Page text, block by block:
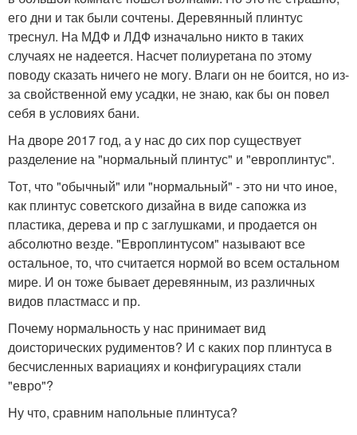
его дни и так были сочтены. Деревянный плинтус
треснул. На МДФ и ЛДФ изначально никто в таких
случаях не надеется. Насчет полиуретана по этому
поводу сказать ничего не могу. Влаги он не боится, но из-
за свойственной ему усадки, не знаю, как бы он повел
себя в условиях бани.
На дворе 2017 год, а у нас до сих пор существует
разделение на "нормальный плинтус" и "европлинтус".
Тот, что "обычный" или "нормальный" - это ни что иное,
как плинтус советского дизайна в виде сапожка из
пластика, дерева и пр с заглушками, и продается он
абсолютно везде. "Европлинтусом" называют все
остальное, то, что считается нормой во всем остальном
мире. И он тоже бывает деревянным, из различных
видов пластмасс и пр.
Почему нормальность у нас принимает вид
доисторических рудиментов? И с каких пор плинтуса в
бесчисленных вариациях и конфигурациях стали
"евро"?
Ну что, сравним напольные плинтуса?